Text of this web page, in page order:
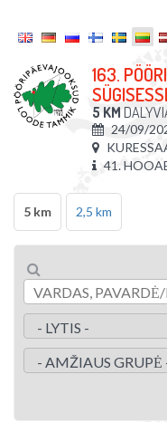
163.
5 KM
24/09/
41.
5 km 2,5 km